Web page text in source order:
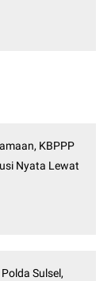
KBPPP
Nyata Lewat
Sulsel,